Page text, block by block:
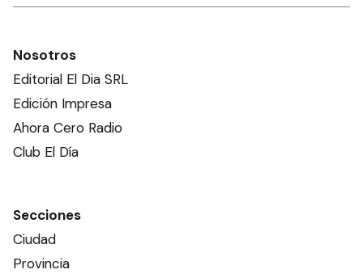
Nosotros
Editorial El Dia SRL
Edición Impresa
Ahora Cero Radio
Club El Día
Secciones
Ciudad
Provincia